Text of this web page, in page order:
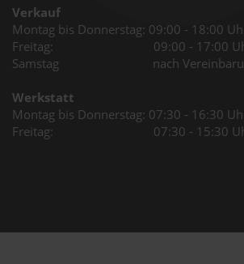
Verkauf
Montag bis Donnerstag: 09:00 - 18:00
Freitag: 09:00 - 17:00
Samstag nach
Werkstatt
Montag bis Donnerstag: 07:30 - 16:30
Freitag: 07:30 - 15:30